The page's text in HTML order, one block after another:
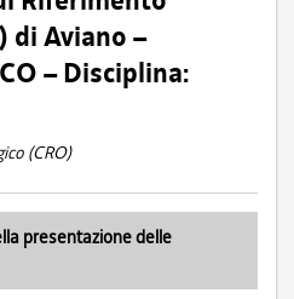
di Aviano –
– Disciplina:
(CRO)
presentazione delle